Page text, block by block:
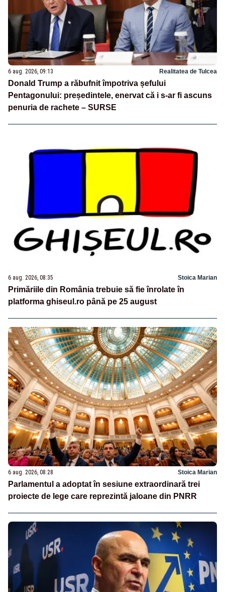
6 aug. 2026, 09:13 Realitatea de Tulcea
Donald Trump a răbufnit împotriva șefului
Pentagonului: președintele, enervat că i s-ar fi ascuns
penuria de rachete – SURSE
6 aug. 2026, 08:35 Stoica Marian
Primăriile din România trebuie să fie înrolate în
platforma ghiseul.ro până pe 25 august
6 aug. 2026, 08:28 Stoica Marian
Parlamentul a adoptat în sesiune extraordinară trei
proiecte de lege care reprezintă jaloane din PNRR